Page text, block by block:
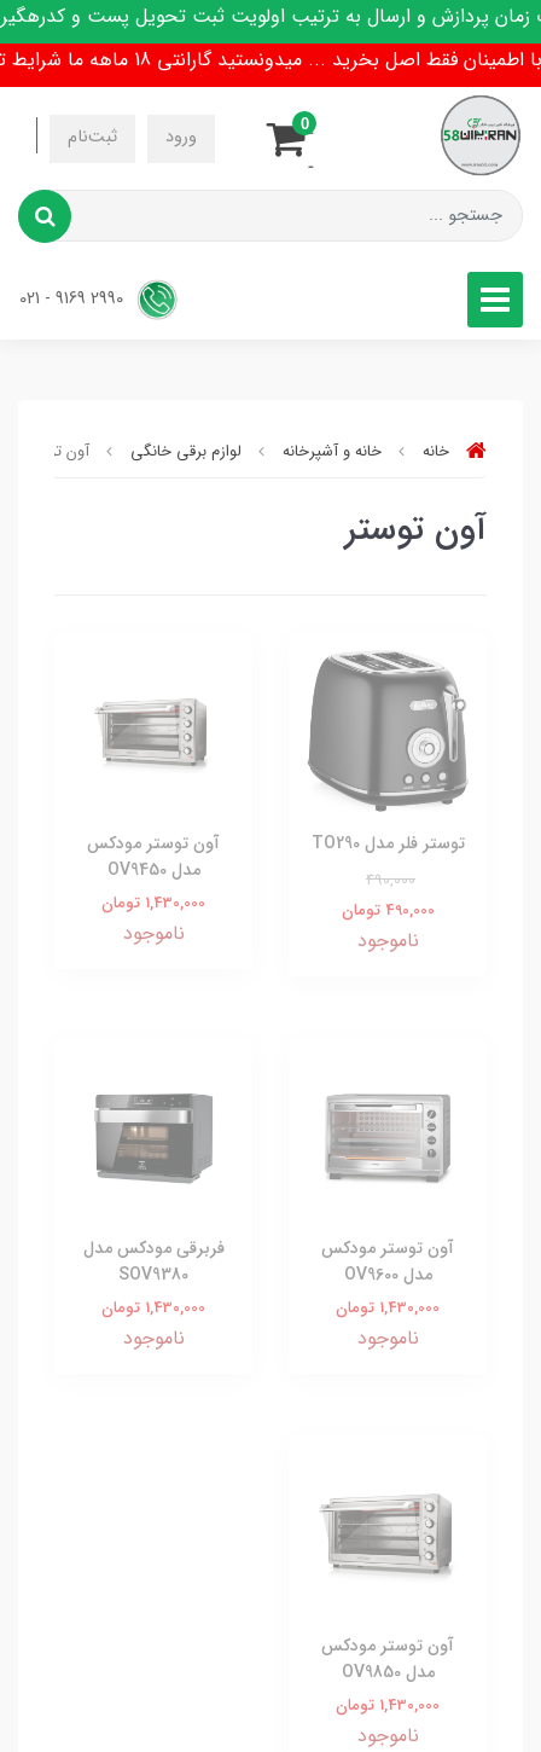
پردازش و ارسال به ترتیب اولویت ثبت تحویل پست و
فقط اصل بخرید ... میدونستید گارانتی 18 ماهه ما شرایط تعویض هم داره !
ورود ثبت‌نام
-
-
0
خانه خانه و آشپرخانه لوازم برقی خانگی آون توستر
آون توستر
توستر فلر مدل TO290
490,000
490,000 تومان
ناموجود
آون توستر مودکس
مدل OV9450
1,430,000 تومان
ناموجود
آون توستر مودکس
مدل OV9600
1,430,000 تومان
ناموجود
فربرقی مودکس مدل
SOV9380
1,430,000 تومان
ناموجود
آون توستر مودکس
مدل OV9850
1,430,000 تومان
ناموجود